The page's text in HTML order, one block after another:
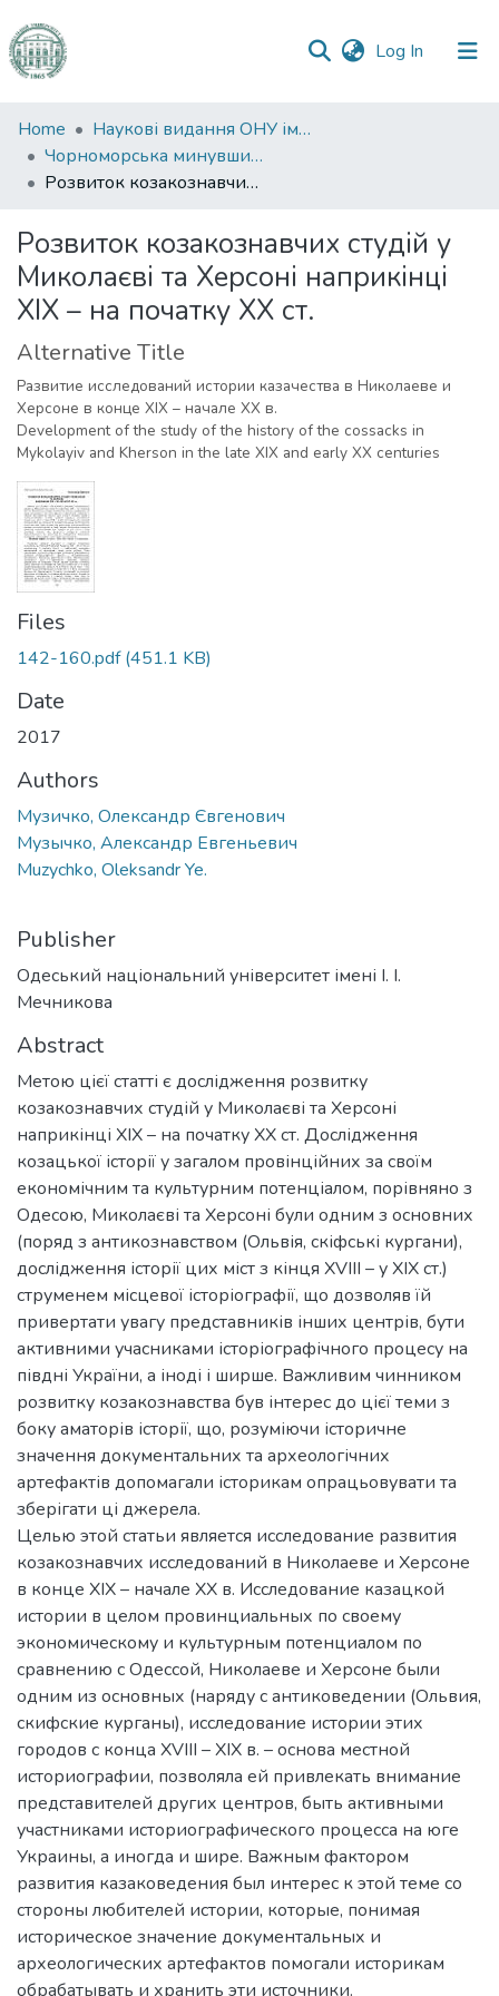
Log In (current)
Communities
&
Collections
Statistics
Home
Наукові видання ОНУ імені І. І. Мечникова
Чорноморська минувшина
Розвиток козакознавчих студій у Миколаєві та Херсоні наприкінці ХІХ – на початку ХХ ст.
Розвиток козакознавчих студій у
Миколаєві та Херсоні наприкінці
ХІХ – на початку ХХ ст.
Alternative Title
Развитие исследований истории казачества в Николаеве и
Херсоне в конце XIX – начале ХХ в.
Development of the study of the history of the cossacks in
Mykolayiv and Kherson in the late XIX and early XX centuries
Files
142-160.pdf(451.1 KB)
Date
2017
Authors
Музичко, Олександр Євгенович
Музычко, Александр Евгеньевич
Muzychko, Oleksandr Ye.
Publisher
Одеський національний університет імені І. І.
Мечникова
Abstract
Метою цієї статті є дослідження розвитку
козакознавчих студій у Миколаєві та Херсоні
наприкінці ХІХ – на початку ХХ ст. Дослідження
козацької історії у загалом провінційних за своїм
економічним та культурним потенціалом, порівняно з
Одесою, Миколаєві та Херсоні були одним з основних
(поряд з антикознавством (Ольвія, скіфські кургани),
дослідження історії цих міст з кінця ХVIII – у ХІХ ст.)
струменем місцевої історіографії, що дозволяв їй
привертати увагу представників інших центрів, бути
активними учасниками історіографічного процесу на
півдні України, а іноді і ширше. Важливим чинником
розвитку козакознавства був інтерес до цієї теми з
боку аматорів історії, що, розуміючи історичне
значення документальних та археологічних
артефактів допомагали історикам опрацьовувати та
зберігати ці джерела.
Целью этой статьи является исследование развития
козакознавчих исследований в Николаеве и Херсоне
в конце XIX – начале ХХ в. Исследование казацкой
истории в целом провинциальных по своему
экономическому и культурным потенциалом по
сравнению с Одессой, Николаеве и Херсоне были
одним из основных (наряду с антиковедении (Ольвия,
скифские курганы), исследование истории этих
городов с конца XVIII – XIX в. – основа местной
историографии, позволяла ей привлекать внимание
представителей других центров, быть активными
участниками историографического процесса на юге
Украины, а иногда и шире. Важным фактором
развития казаковедения был интерес к этой теме со
стороны любителей истории, которые, понимая
историческое значение документальных и
археологических артефактов помогали историкам
обрабатывать и хранить эти источники.